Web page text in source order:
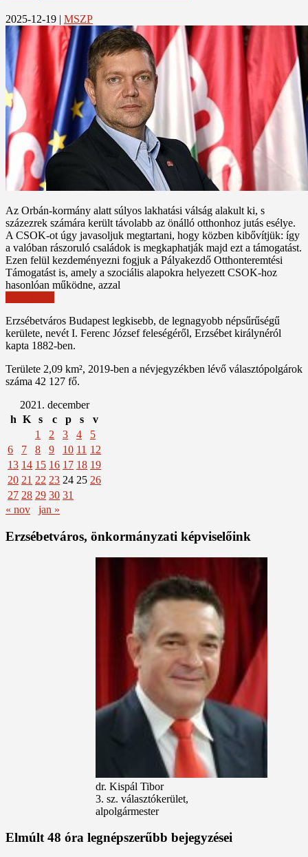
2025-12-19 | MSZP
Az Orbán-kormány alatt súlyos lakhatási válság alakult ki, s
százezrek számára került távolabb az önálló otthonhoz jutás esélye.
A CSOK-ot úgy javasoljuk megtartani, hogy közben kibővítjük: így
a valóban rászoruló családok is megkaphatják majd ezt a támogatást.
Ezen felül kezdeményezni fogjuk a Pályakezdő Otthonteremtési
Támogatást is, amely a szociális alapokra helyezett CSOK-hoz
hasonlóan működne, azzal
Erzsébetváros Budapest legkisebb, de legnagyobb népsűrűségű
kerülete, nevét I. Ferenc József feleségéről, Erzsébet királynéról
kapta 1882-ben.
Területe 2,09 km², 2019-ben a névjegyzékben lévő választópolgárok
száma 42 127 fő.
2021. december
h K s c p s
v
1
2 3 4
5
6
7 8 9 10 11 12
13 14 15 16 17 18 19
20 21 22 23 24 25 26
27 28 29 30 31
« nov
jan »
Erzsébetváros, önkormányzati képviselőink
dr. Kispál Tibor
3. sz. választókerület,
alpolgármester
Elmúlt 48 óra legnépszerűbb bejegyzései